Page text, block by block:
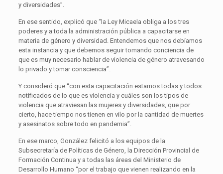
y diversidades”.
En ese sentido, explicó que “la Ley Micaela obliga a los tres
poderes y a toda la administración pública a capacitarse en
materia de género y diversidad. Entendemos que nos debíamos
esta instancia y que debemos seguir tomando conciencia de
que es muy necesario hablar de violencia de género atravesando
lo privado y tomar consciencia”.
Y consideró que “con esta capacitación estamos todas y todos
notificados de lo que es violencia y cuáles son los tipos de
violencia que atraviesan las mujeres y diversidades, que por
cierto, hace tiempo nos tienen en vilo por la cantidad de muertes
y asesinatos sobre todo en pandemia”.
En ese marco, González felicitó a los equipos de la
Subsecretaría de Políticas de Género, la Dirección Provincial de
Formación Continua y a todas las áreas del Ministerio de
Desarrollo Humano “por el trabajo que vienen realizando en la